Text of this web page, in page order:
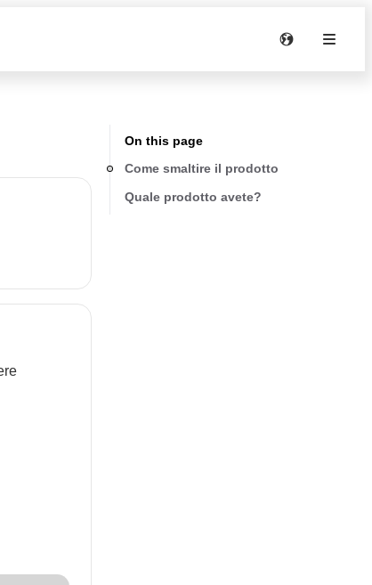
On this page
Come smaltire il prodotto
Quale prodotto avete?